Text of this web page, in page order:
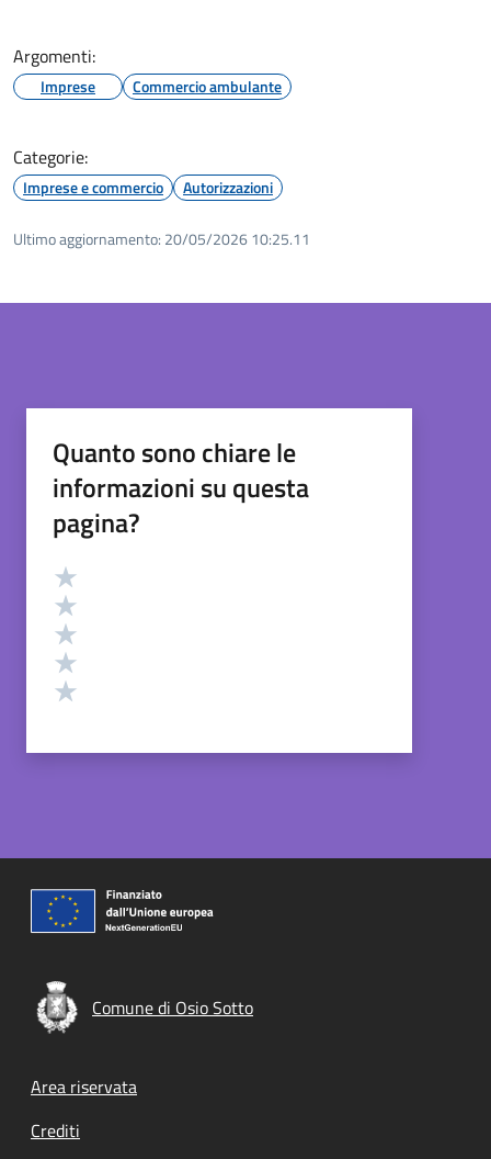
Argomenti:
Imprese Commercio ambulante
Categorie:
Imprese e commercio Autorizzazioni
Ultimo aggiornamento: 20/05/2026 10:25.11
Quanto sono chiare le
informazioni su questa
pagina?
Valutazione
Comune di Osio Sotto
Footer menu
Area riservata
Crediti